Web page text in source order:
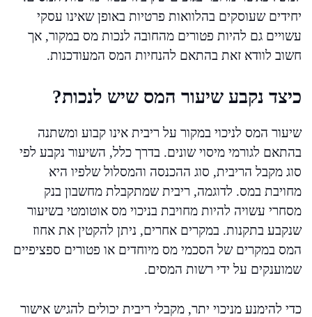
יחידים שעוסקים בהלוואות פרטיות באופן שאינו עסקי
עשויים גם להיות פטורים מהחובה לנכות מס במקור, אך
חשוב לוודא זאת בהתאם להנחיות המס המעודכנות.
כיצד נקבע שיעור המס שיש לנכות?
שיעור המס לניכוי במקור על ריבית אינו קבוע ומשתנה
בהתאם לגורמי מיסוי שונים. בדרך כלל, השיעור נקבע לפי
סוג מקבל הריבית, סוג ההכנסה והמסלול שלפיו היא
מחויבת במס. לדוגמה, ריבית שמתקבלת מחשבון בנק
מסחרי עשויה להיות מחויבת בניכוי מס אוטומטי בשיעור
שנקבע בתקנות. במקרים אחרים, ניתן להקטין את אחוז
המס במקרים של הסכמי מס מיוחדים או פטורים ספציפיים
שמוענקים על ידי רשות המסים.
כדי להימנע מניכוי יתר, מקבלי ריבית יכולים להגיש אישור